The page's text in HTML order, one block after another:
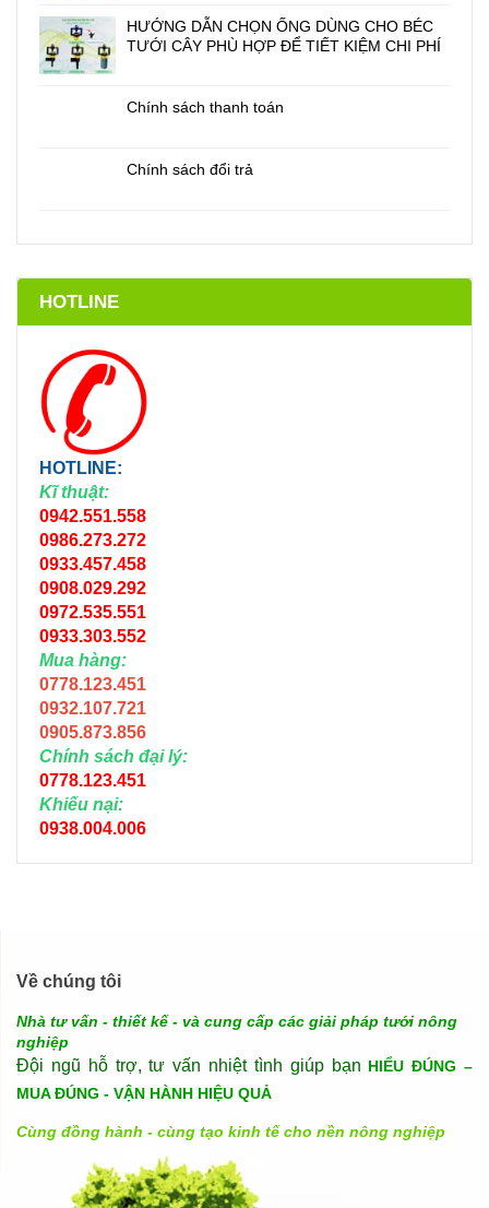
HƯỚNG DẪN CHỌN ỐNG DÙNG CHO BÉC
TƯỚI CÂY PHÙ HỢP ĐỂ TIẾT KIỆM CHI PHÍ
Chính sách thanh toán
Chính sách đổi trả
HOTLINE
HOTLINE:
Kĩ thuật:
0942.551.558
0986.273.272
0933.457.458
0908.029.292
0972.535.551
0933.303.552
Mua hàng:
0778.123.451
0932.107.721
0905.873.856
Chính sách đại lý:
0778.123.451
Khiếu nại:
0938.004.006
Về chúng tôi
Nhà tư vấn - thiết kế - và cung cấp các giải pháp tưới nông
nghiệp
Đội ngũ hỗ trợ, tư vấn nhiệt tình giúp bạn HIỂU ĐÚNG –
MUA ĐÚNG - VẬN HÀNH HIỆU QUẢ
Cùng đồng hành - cùng tạo kinh tế cho nền nông nghiệp